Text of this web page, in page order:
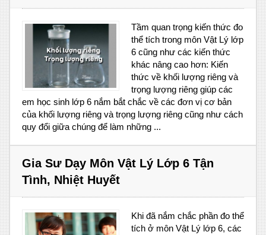
Tầm quan trọng kiến thức đo
thể tích trong môn Vật Lý lớp
6 cũng như các kiến thức
khác nâng cao hơn: Kiến
thức về khối lượng riêng và
trọng lượng riêng giúp các
em học sinh lớp 6 nắm bắt chắc về các đơn vị cơ bản
của khối lượng riêng và trọng lượng riêng cũng như cách
quy đổi giữa chúng để làm những ...
Gia Sư Dạy Môn Vật Lý Lớp 6 Tận
Tình, Nhiệt Huyết
Khi đã nắm chắc phần đo thể
tích ở môn Vật Lý lớp 6, các